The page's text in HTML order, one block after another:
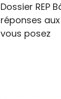
Dossier REP
réponses
vous posez